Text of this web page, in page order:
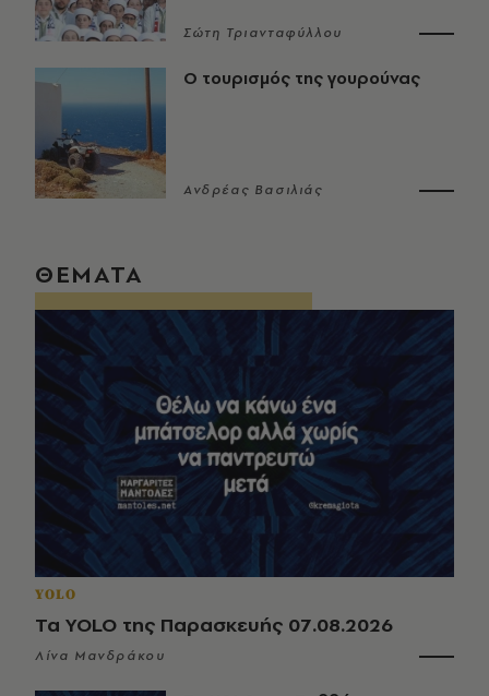
Σώτη Τριανταφύλλου
Ο τουρισμός της γουρούνας
Ανδρέας Βασιλιάς
ΘΕΜΑΤΑ
YOLO
Τα YOLO της Παρασκευής 07.08.2026
Λίνα Μανδράκου